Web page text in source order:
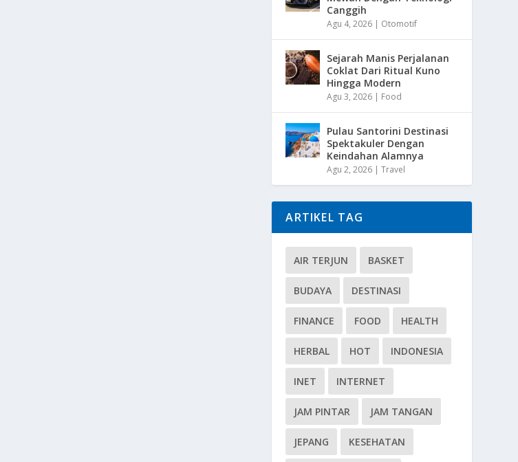
Canggih
Agu 4, 2026 | Otomotif
Sejarah Manis Perjalanan
Coklat Dari Ritual Kuno
Hingga Modern
Agu 3, 2026 | Food
Pulau Santorini Destinasi
Spektakuler Dengan
Keindahan Alamnya
Agu 2, 2026 |Travel
ARTIKEL TAG
AIR TERJUN BASKET
BUDAYA DESTINASI
FINANCE FOOD HEALTH
HERBAL HOT INDONESIA
INET INTERNET
JAM PINTAR JAM TANGAN
JEPANG KESEHATAN